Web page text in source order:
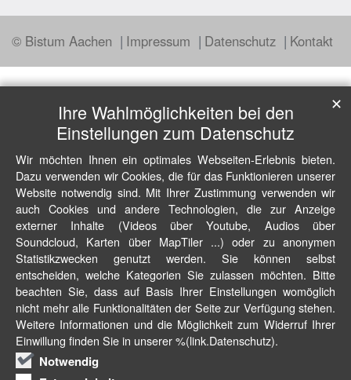
© Bistum Aachen Impressum Datenschutz Kontakt
Ihre Wahlmöglichkeiten bei den
Einstellungen zum Datenschutz
Wir möchten Ihnen ein optimales Webseiten-Erlebnis bieten.
Dazu verwenden wir Cookies, die für das Funktionieren unserer
Website notwendig sind. Mit Ihrer Zustimmung verwenden wir
auch Cookies und andere Technologien, die zur Anzeige
externer Inhalte (Videos über Youtube, Audios über
Soundcloud, Karten über MapTiler ...) oder zu anonymen
Statistikzwecken genutzt werden. Sie können selbst
entscheiden, welche Kategorien Sie zulassen möchten. Bitte
beachten Sie, dass auf Basis Ihrer Einstellungen womöglich
nicht mehr alle Funktionalitäten der Seite zur Verfügung stehen.
Weitere Informationen und die Möglichkeit zum Widerruf Ihrer
Einwillung finden Sie in unserer %(link.Datenschutz).
Notwendig
✕